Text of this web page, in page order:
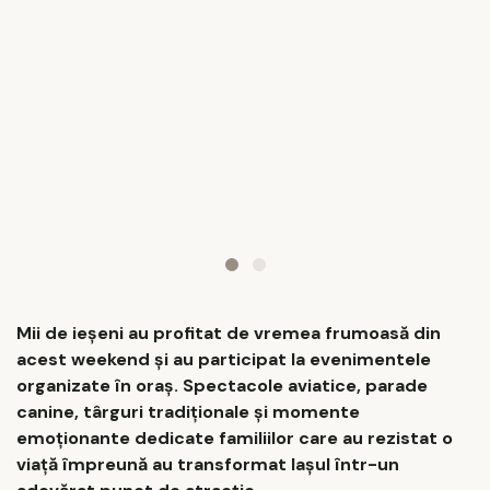
Mii de ieşeni au profitat de vremea frumoasă din
acest weekend şi au participat la evenimentele
organizate în oraş. Spectacole aviatice, parade
canine, târguri tradiţionale şi momente
emoţionante dedicate familiilor care au rezistat o
viaţă împreună au transformat Iaşul într-un